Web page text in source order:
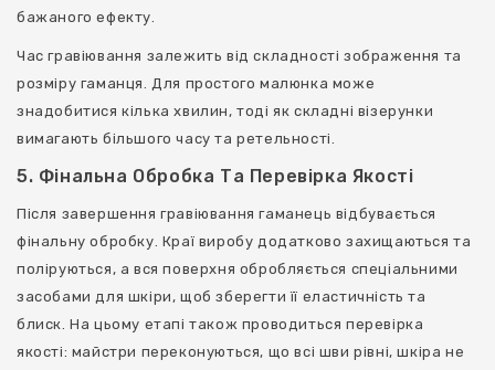
бажаного ефекту.
Час гравіювання залежить від складності зображення та
розміру гаманця. Для простого малюнка може
знадобитися кілька хвилин, тоді як складні візерунки
вимагають більшого часу та ретельності.
5. Фінальна Обробка Та Перевірка Якості
Після завершення гравіювання гаманець відбувається
фінальну обробку. Краї виробу додатково захищаються та
поліруються, а вся поверхня обробляється спеціальними
засобами для шкіри, щоб зберегти її еластичність та
блиск. На цьому етапі також проводиться перевірка
якості: майстри переконуються, що всі шви рівні, шкіра не